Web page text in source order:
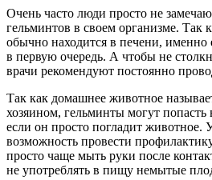
Очень часто люди просто не
гельминтов в своем организме. Так
обычно находится в печени, именно
в первую очередь. А чтобы не
врачи рекомендуют постоянно
Так как домашнее животное
хозяином, гельминты могут попасть
если он просто погладит животное.
возможность провести
просто чаще мыть руки после
не употреблять в пищу немытые